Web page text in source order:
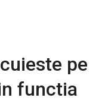
pe
functia